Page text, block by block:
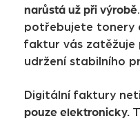
narůstá už při výrobě
potřebujete tonery
faktur vás zatěžuje
udržení stabilního
Digitální faktury
pouze elektronicky.